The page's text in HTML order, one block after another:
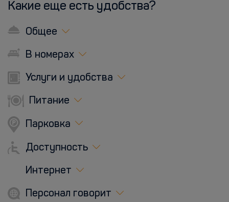
Какие еще есть удобства?
Общее
В номерах
Услуги и удобства
Питание
Парковка
Доступность
Интернет
Персонал говорит